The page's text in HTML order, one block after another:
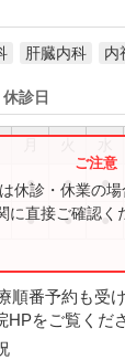
肝臓内科 内
診日
● ● ●
● ● ●
休診・休業の
に直接ご確認く
順番予約も受
HPをご覧くだ